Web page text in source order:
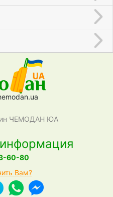
ЧЕМОДАН ЮА
60-80
Вам?